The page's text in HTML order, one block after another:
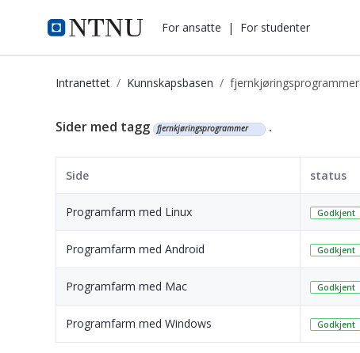
i.ntnu.no For ansatte | For studenter
Intranettet Kunnskapsbasen fjernkjøringsprogrammer
Kunnskapsbasen
Sider med tagg fjernkjøringsprogrammer .
Side status
Programfarm med Linux Godkjent
Programfarm med Android Godkjent
Programfarm med Mac Godkjent
Programfarm med Windows Godkjent